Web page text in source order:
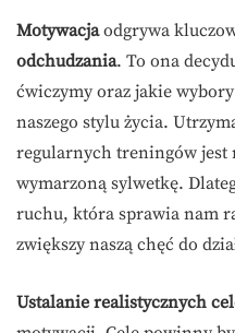
Motywacjaodgrywa
odchudzania. To ona
ćwiczymy oraz jakie
naszego stylu życia.
regularnych treningów jest
wymarzoną sylwetkę.
ruchu, która sprawia nam
zwiększy naszą chęć do
Ustalanie realistycznych